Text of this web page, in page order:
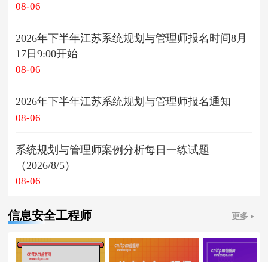
08-06
2026年下半年江苏系统规划与管理师报名时间8月
17日9:00开始
08-06
2026年下半年江苏系统规划与管理师报名通知
08-06
系统规划与管理师案例分析每日一练试题
（2026/8/5）
08-06
信息安全工程师 更多